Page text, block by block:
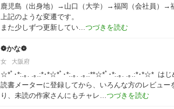
鹿児島（出身地）→山口（大学）→福岡（会社員）→
上記のような変遷です。
また少しずつ更新してい
❁かな❁
女 大阪府
☆*ﾟ･*:.｡. .｡.:*･*☆*ﾟ･*:.｡. .｡.:**☆*ﾟ･*:.｡. .｡.:*･*☆* は
読書メーターに登録してから、いろんな方のレビュ
り、未読の作家さんにもチャレ